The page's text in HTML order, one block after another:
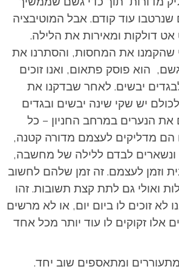
עוד קודם. אבל המוטיבציה
אט דולקות ומאירות את הלילה.
שהקמנו את המחסות, והסתרנו את
הוא פוסק פתאום, ואנו זוכים
יבשים. לאחר שבדקנו את
יש שקי שינה יבשים ובגדים
את הנערים במרחב החניון – כל
מדליקים לעצמם מדורה קטנה,
ונשארים לבדם ללילה של מחשבה,
וזמן לעצמם. זה זמן שלהם לחשוב
ואולי גם לתת קצת תשובות. זהו
לא זוכים לו ביום יום, או לא מרשים
אלו זקוקים לו עוד יותר מכל אחד
מתעוררים ומתאספים שוב יחד.